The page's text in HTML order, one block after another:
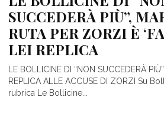
SUCCEDERÀ PIÙ”,
RUTA PER ZORZI È
LEI REPLICA
LE BOLLICINE DI “NON SUCCEDERÀ
REPLICA ALLE ACCUSE DI ZORZI Su
rubrica Le Bollicine...